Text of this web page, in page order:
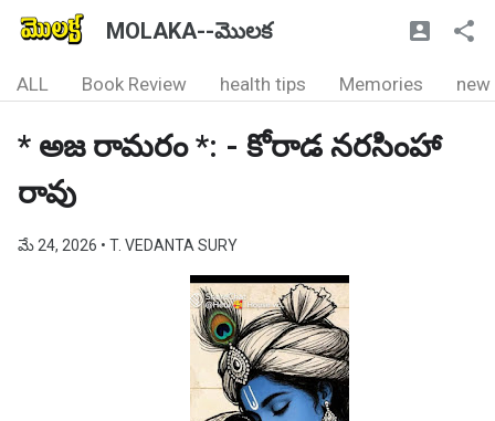
MOLAKA--మొలక
ALL Book Review health tips Memories new
* అజ రామరం *: - కోరాడ నరసింహా
రావు
మే 24, 2026 • T. VEDANTA SURY